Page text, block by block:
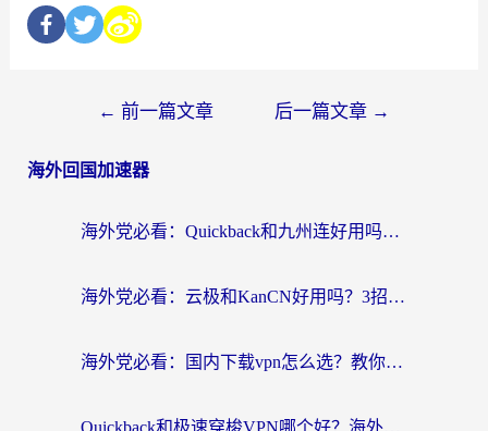
← 前一篇文章 后一篇文章 →
海外回国加速器
海外党必看：Quickback和九州连好用吗？3步选对回国加速器实现无缝刷国内资源
海外党必看：云极和KanCN好用吗？3招教你选对回国加速器（附免费VPN避坑指南）
海外党必看：国内下载vpn怎么选？教你无缝访问国内资源的实用指南
Quickback和极速穿梭VPN哪个好？海外党亲测3招选对回国加速器，看这篇就够了